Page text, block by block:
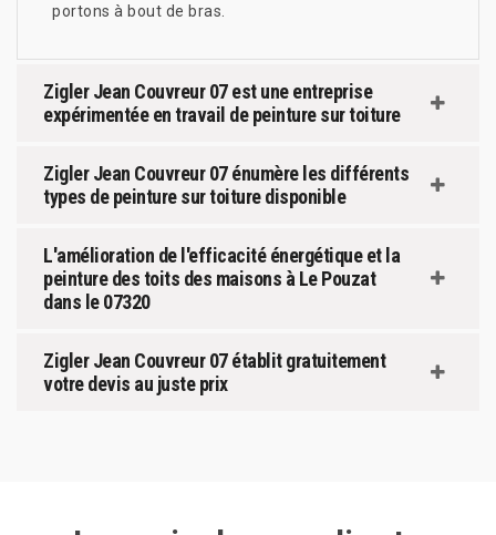
portons à bout de bras.
Zigler Jean Couvreur 07 est une entreprise
expérimentée en travail de peinture sur toiture
Zigler Jean Couvreur 07 énumère les différents
types de peinture sur toiture disponible
L'amélioration de l'efficacité énergétique et la
peinture des toits des maisons à Le Pouzat
dans le 07320
Zigler Jean Couvreur 07 établit gratuitement
votre devis au juste prix